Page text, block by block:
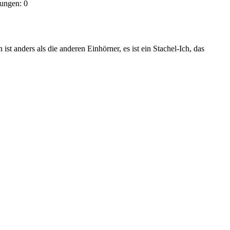
0
anders als die anderen Einhörner, es ist ein Stachel-Ich, das